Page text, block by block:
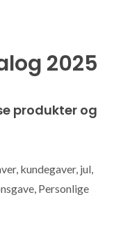
2025
produkter og
kundegaver, jul,
Personlige